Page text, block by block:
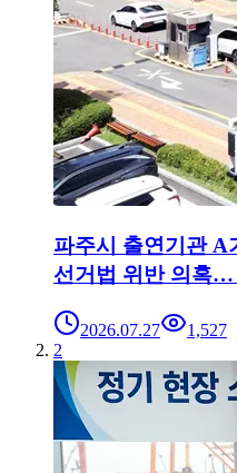
파주시 출연기관 A
선거법 위반 의혹…
2026.07.27
1,527
2